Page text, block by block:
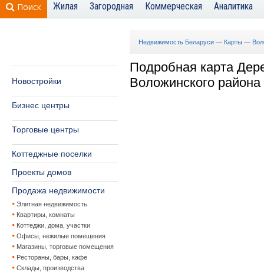
Поиск Жилая Загородная Коммерческая Аналитика
Новостройки
Бизнес центры
Торговые центры
Коттеджные поселки
Проекты домов
Продажа недвижимости
Элитная недвижимость
Квартиры, комнаты
Коттеджи, дома, участки
Офисы, нежилые помещения
Магазины, торговые помещения
Рестораны, бары, кафе
Склады, производства
Недвижимость Беларуси — Карты —
Подробная карта
Воложинского района